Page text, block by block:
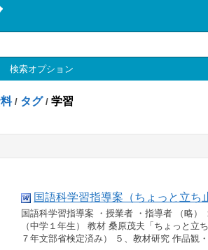
検索オプション
/ タグ / 学習
国語科学習指導案（ちょっと立ち
国語科学習指導案 ・授業者 ・指導者 （略
（中学１年生） 教材 桑原茂夫「ちょっと
７年文部省検定済み） ５、教材研究 作品観